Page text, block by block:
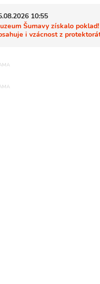
10:55
Šumavy získalo
i vzácnost z